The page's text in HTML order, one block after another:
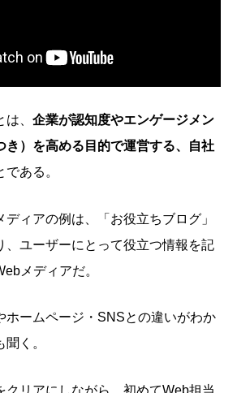
、 企業が認知度やエンゲージメン
き）を高める目的で運営する、自社
である。
ディアの例は、「お役立ちブログ」
、ユーザーにとって役立つ情報を記
メディアだ。
ホームページ・SNSとの違いがわか
く。
クリアにしながら、初めてWeb担当